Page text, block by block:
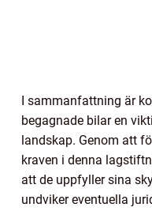
I sammanfattning är
begagnade bilar en
landskap. Genom att
kraven i denna
att de uppfyller sina
undviker eventuella